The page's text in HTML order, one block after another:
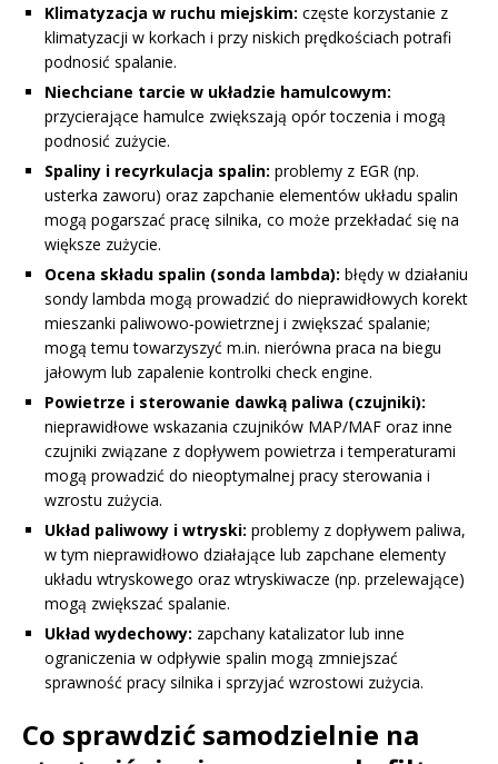
Klimatyzacja w ruchu miejskim: częste korzystanie z
klimatyzacji w korkach i przy niskich prędkościach potrafi
podnosić spalanie.
Niechciane tarcie w układzie hamulcowym:
przycierające hamulce zwiększają opór toczenia i mogą
podnosić zużycie.
Spaliny i recyrkulacja spalin: problemy z EGR (np.
usterka zaworu) oraz zapchanie elementów układu spalin
mogą pogarszać pracę silnika, co może przekładać się na
większe zużycie.
Ocena składu spalin (sonda lambda): błędy w działaniu
sondy lambda mogą prowadzić do nieprawidłowych korekt
mieszanki paliwowo‑powietrznej i zwiększać spalanie;
mogą temu towarzyszyć m.in. nierówna praca na biegu
jałowym lub zapalenie kontrolki check engine.
Powietrze i sterowanie dawką paliwa (czujniki):
nieprawidłowe wskazania czujników MAP/MAF oraz inne
czujniki związane z dopływem powietrza i temperaturami
mogą prowadzić do nieoptymalnej pracy sterowania i
wzrostu zużycia.
Układ paliwowy i wtryski: problemy z dopływem paliwa,
w tym nieprawidłowo działające lub zapchane elementy
układu wtryskowego oraz wtryskiwacze (np. przelewające)
mogą zwiększać spalanie.
Układ wydechowy: zapchany katalizator lub inne
ograniczenia w odpływie spalin mogą zmniejszać
sprawność pracy silnika i sprzyjać wzrostowi zużycia.
Co sprawdzić samodzielnie na